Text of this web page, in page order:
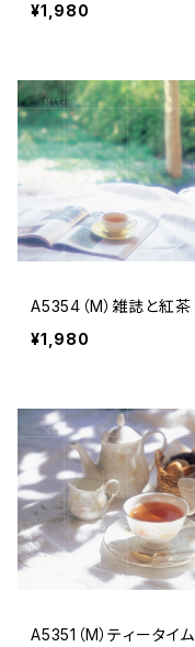
¥1,980
A5354（M）雑誌と紅茶
¥1,980
A5351（M）ティータイム